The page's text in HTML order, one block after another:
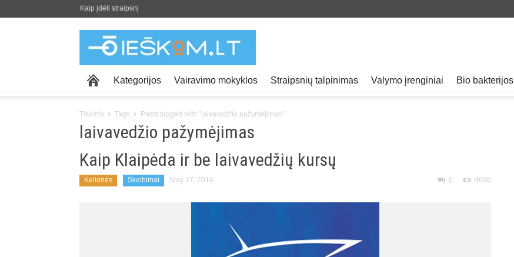
Kaip įdėti straipsnį
Kategorijos Vairavimo mokyklos Straipsnių talpinimas Valymo įrenginiai Bio bakterijos
Titulinis Tags Posts tagged with "laivavedžio pažymėjimas"
laivavedžio pažymėjimas
Kaip Klaipėda ir be laivavedžių kursų
Kelionės Skelbimai May 17, 2016 0 4696